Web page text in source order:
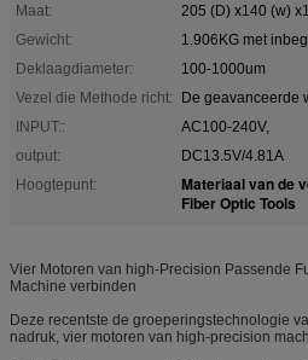
Maat:
205 (D) x140 (w)
Gewicht:
1.906KG met
Deklaagdiameter:
100-1000um
Vezel die Methode richt:
De geavanceerde
INPUT::
AC100-240V,
output:
DC13.5V/4.81A
Hoogtepunt:
Materiaal van de
Fiber Optic Tools
Vier Motoren van high-Precision Passende
Machine verbinden
Deze recentste de groeperingstechnologie
nadruk, vier motoren van high-precision